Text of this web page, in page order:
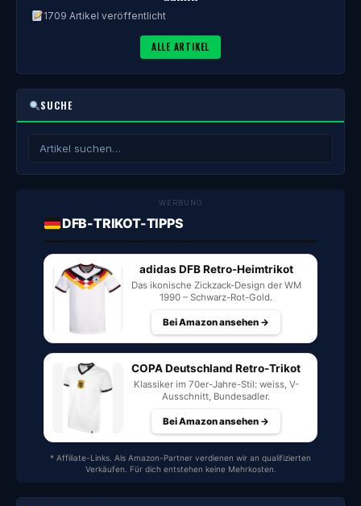
1709 Artikel veröffentlicht
ALLE ARTIKEL
SUCHE
WERBUNG
DFB-TRIKOT-TIPPS
adidas DFB Retro-Heimtrikot
Das ikonische Zickzack-Design der WM
1990 – Schwarz-Rot-Gold.
Bei Amazon ansehen →
COPA Deutschland Retro-Trikot
Klassiker im 70er-Jahre-Stil: weiss, V-
Ausschnitt, Bundesadler.
Bei Amazon ansehen →
* Affiliate-Links. Als Amazon-Partner verdienen wir an qualifizierten
Verkäufen. Für dich entstehen keine Mehrkosten.